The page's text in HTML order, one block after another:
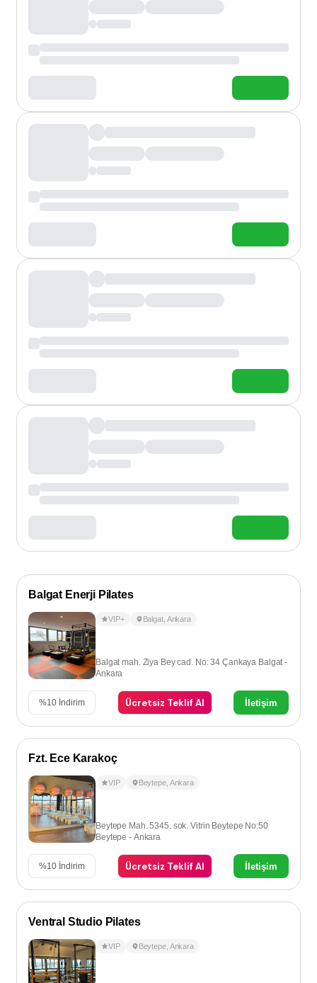
Balgat Enerji Pilates
VIP+ Balgat, Ankara
Balgat mah. Ziya Bey cad. No: 34 Çankaya Balgat -
Ankara
%10 İndirim Ücretsiz Teklif Al İletişim
Fzt. Ece Karakoç
VIP Beytepe, Ankara
Beytepe Mah. 5345. sok. Vitrin Beytepe No:50
Beytepe - Ankara
%10 İndirim Ücretsiz Teklif Al İletişim
Ventral Studio Pilates
VIP Beytepe, Ankara